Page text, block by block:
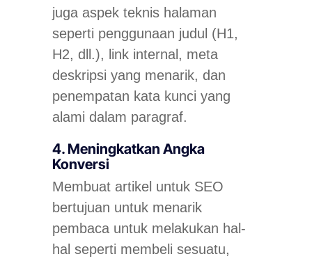
juga aspek teknis halaman
seperti penggunaan judul (H1,
H2, dll.), link internal, meta
deskripsi yang menarik, dan
penempatan kata kunci yang
alami dalam paragraf.
4. Meningkatkan Angka
Konversi
Membuat artikel untuk SEO
bertujuan untuk menarik
pembaca untuk melakukan hal-
hal seperti membeli sesuatu,